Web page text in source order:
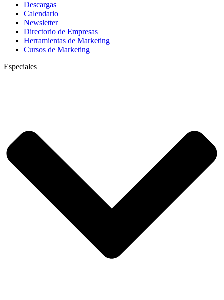
Descargas
Calendario
Newsletter
Directorio de Empresas
Herramientas de Marketing
Cursos de Marketing
Especiales